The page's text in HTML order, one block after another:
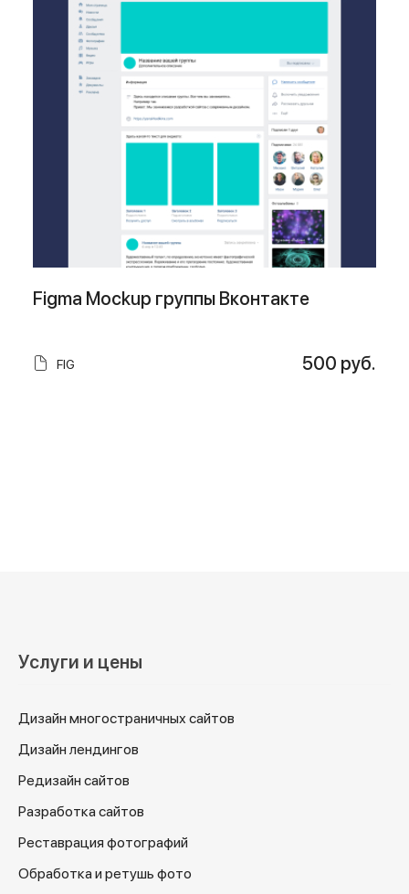
Figma Mockup группы Вконтакте
FIG 500 руб.
Услуги и цены
Дизайн многостраничных сайтов
Дизайн лендингов
Редизайн сайтов
Разработка сайтов
Реставрация фотографий
Обработка и ретушь фото